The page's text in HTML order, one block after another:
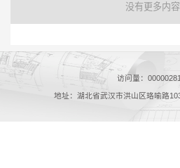
没有更多内
访问量：
地址：湖北省武汉市洪山区珞喻路